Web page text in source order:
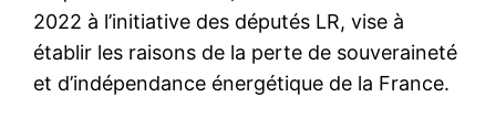
2022 à l’initiative des députés LR, vise à
établir les raisons de la perte de souveraineté
et d’indépendance énergétique de la France.